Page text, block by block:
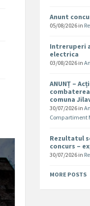
Anunt
05/08/2026 in
Intreruperi
electrica
03/08/2026 in
ANUNȚ –
comuna
30/07/2026 in
Compartiment
Rezultatul
concurs –
30/07/2026 in
MORE POSTS